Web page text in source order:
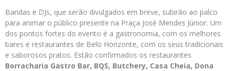
Bandas e DJs, que serão divulgados em breve, subirão ao palco
para animar o público presente na Praça José Mendes Júnior. Um
dos pontos fortes do evento é a gastronomia, com os melhores
bares e restaurantes de Belo Horizonte, com os seus tradicionais
e saborosos pratos. Estão confirmados os restaurantes
Borracharia Gastro Bar, BQS, Butchery, Casa Cheia, Dona